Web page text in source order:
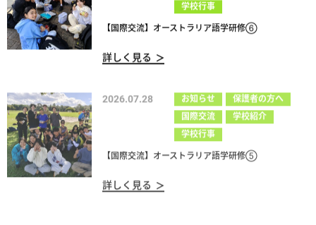
学校行事
【国際交流】オーストラリア語学研修⑥
詳しく見る
2026.07.28 お知らせ
保護者の方へ
国際交流
学校紹介
学校行事
【国際交流】オーストラリア語学研修⑤
詳しく見る